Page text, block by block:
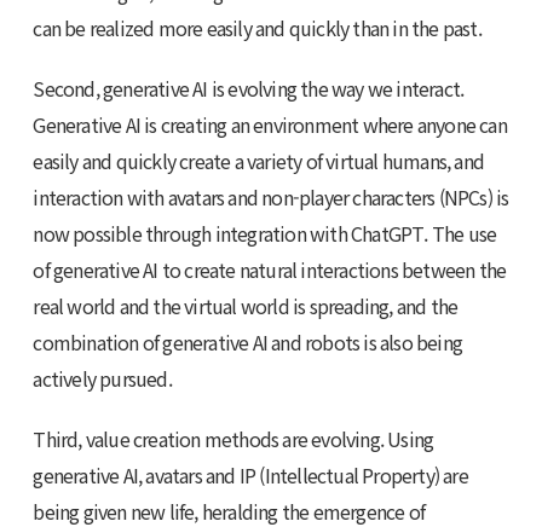
can be realized more easily and quickly than in the past.
Second, generative AI is evolving the way we interact.
Generative AI is creating an environment where anyone can
easily and quickly create a variety of virtual humans, and
interaction with avatars and non-player characters (NPCs) is
now possible through integration with ChatGPT. The use
of generative AI to create natural interactions between the
real world and the virtual world is spreading, and the
combination of generative AI and robots is also being
actively pursued.
Third, value creation methods are evolving. Using
generative AI, avatars and IP (Intellectual Property) are
being given new life, heralding the emergence of